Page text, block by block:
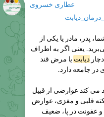
عطاری خسروی
پدر، مادر یا یکی از
یعنی اگر به اطراف
دیابت یا مرض قند
در جامعه دارد.
می کند عوارضی از قبیل
قلبی و مغزی، عوارض
عفونت در پا، ضعیف